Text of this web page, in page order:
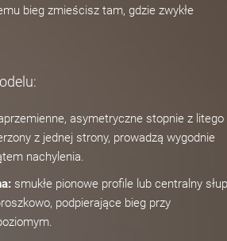
bieg zmieścisz tam, gdzie zwykłe
asymetryczne stopnie z litego
z jednej strony, prowadzą wygodnie
nachylenia.
smukłe pionowe profile lub centralny słup
podpierające bieg przy